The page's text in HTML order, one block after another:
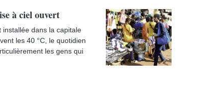
à ciel ouvert
installée dans la capitale
les 40 °C, le quotidien
les gens qui